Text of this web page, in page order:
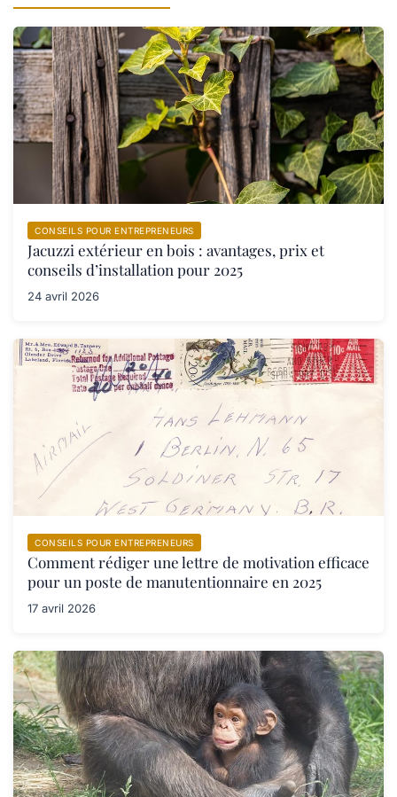
CONSEILS POUR ENTREPRENEURS
Jacuzzi extérieur en bois : avantages, prix et
conseils d’installation pour 2025
24 avril 2026
CONSEILS POUR ENTREPRENEURS
Comment rédiger une lettre de motivation efficace
pour un poste de manutentionnaire en 2025
17 avril 2026